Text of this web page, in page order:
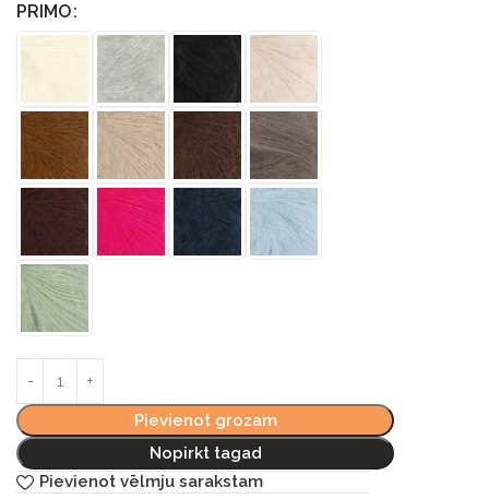
PRIMO
Pievienot grozam
Nopirkt tagad
Pievienot vēlmju sarakstam